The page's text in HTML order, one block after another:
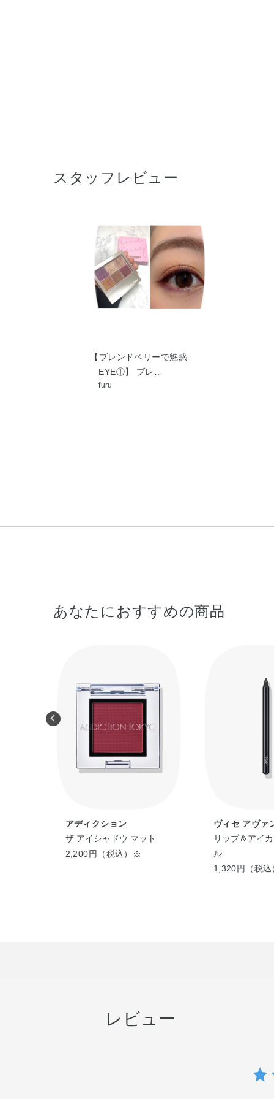
スタッフレビュー
【ブレンドベリーで魅惑
EYE①】 ブレ…
furu
あなたにおすすめの商品
アディクション
ザ アイシャドウ マット
2,200円（税込）※
ヴィセ アヴァ
リップ＆アイ
ル
1,320円（税
レビュー